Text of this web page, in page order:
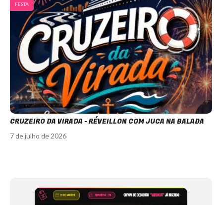
FESTA
CRUZEIRO DA VIRADA - RÉVEILLON COM JUCA NA BALADA
7 de julho de 2026